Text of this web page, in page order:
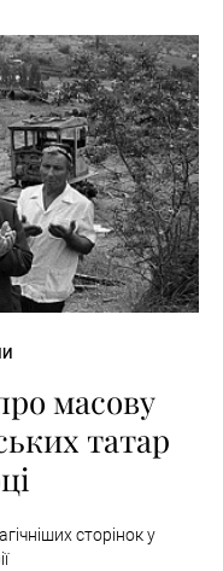
масову
татар
сторінок у